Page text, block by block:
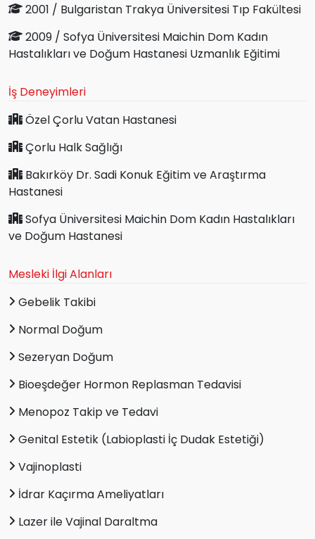
2001 / Bulgaristan Trakya Üniversitesi Tıp Fakültesi
2009 / Sofya Üniversitesi Maichin Dom Kadın
Hastalıkları ve Doğum Hastanesi Uzmanlık Eğitimi
İş Deneyimleri
Özel Çorlu Vatan Hastanesi
Çorlu Halk Sağlığı
Bakırköy Dr. Sadi Konuk Eğitim ve Araştırma
Hastanesi
Sofya Üniversitesi Maichin Dom Kadın Hastalıkları
ve Doğum Hastanesi
Mesleki İlgi Alanları
Gebelik Takibi
Normal Doğum
Sezeryan Doğum
Bioeşdeğer Hormon Replasman Tedavisi
Menopoz Takip ve Tedavi
Genital Estetik (Labioplasti İç Dudak Estetiği)
Vajinoplasti
İdrar Kaçırma Ameliyatları
Lazer ile Vajinal Daraltma